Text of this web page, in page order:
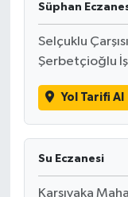
Süphan
Selçuklu
Şerbetçioğlu İş
Yol Tarifi Al
Su Eczanesi
Karşıyaka